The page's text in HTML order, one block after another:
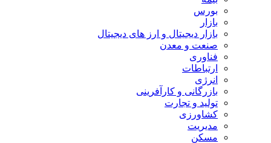
بورس
بازار
بازار دیجیتال و ارز های دیجیتال
صنعت و معدن
فناوری
ارتباطات
انرژی
بازرگانی و کارآفرینی
تولید و تجارت
کشاورزی
مدیریت
مسکن